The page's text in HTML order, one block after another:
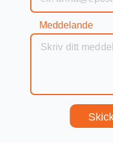
Meddelande